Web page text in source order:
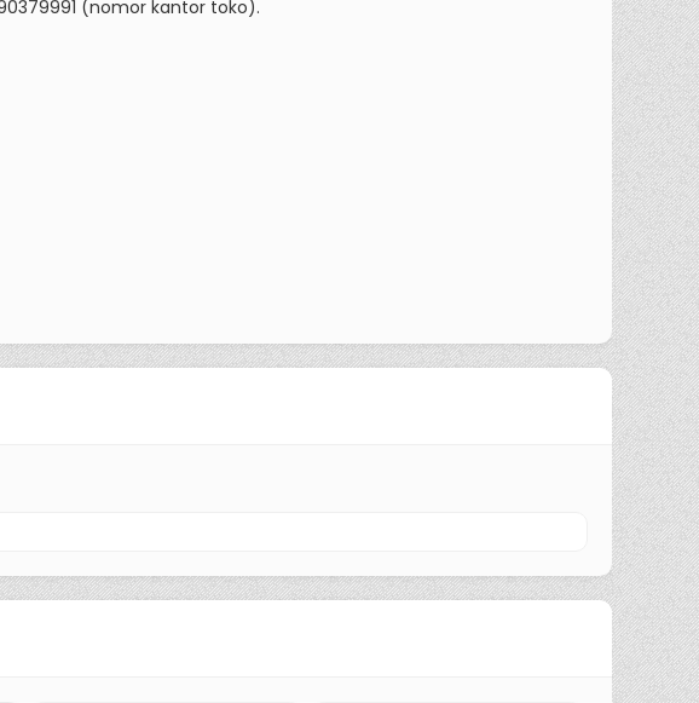
(nomor kantor toko).